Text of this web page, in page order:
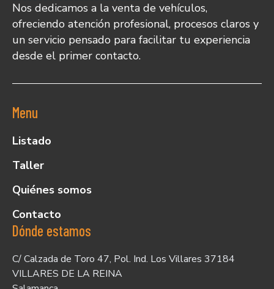
Nos dedicamos a la venta de vehículos,
ofreciendo atención profesional, procesos claros y
un servicio pensado para facilitar tu experiencia
desde el primer contacto.
Menu
Listado
Taller
Quiénes somos
Contacto
Dónde estamos
C/ Calzada de Toro 47, Pol. Ind. Los Villares 37184
VILLARES DE LA REINA